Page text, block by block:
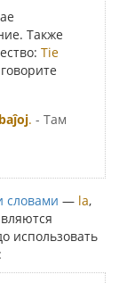
Также
Tie
. - Там
— la,
использовать
: